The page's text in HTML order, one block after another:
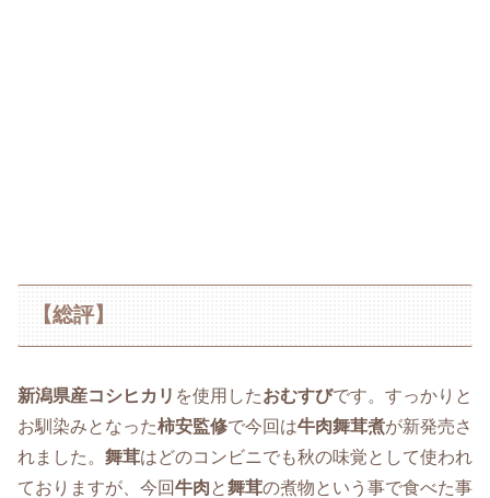
【総評】
新潟県産コシヒカリ を使用したおむすびです。すっかりと
お馴染みとなった柿安監修で今回は牛肉舞茸煮が新発売さ
れました。 舞茸はどのコンビニでも秋の味覚として使われ
ておりますが、今回牛肉と舞茸の煮物という事で食べた事